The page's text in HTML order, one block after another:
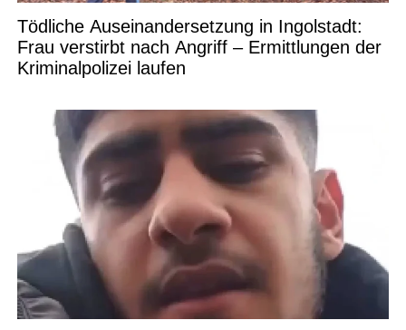
Tödliche Auseinandersetzung in Ingolstadt:
Frau verstirbt nach Angriff – Ermittlungen der
Kriminalpolizei laufen